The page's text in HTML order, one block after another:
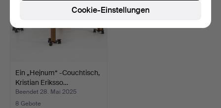
Ein „Hejnum“ -Couchtisch,
Kristian Eriksso…
Beendet 28. Mai 2025
8 Gebote
Cookie-Einstellungen